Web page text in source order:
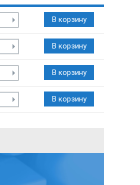
В корзину
В корзину
В корзину
В корзину